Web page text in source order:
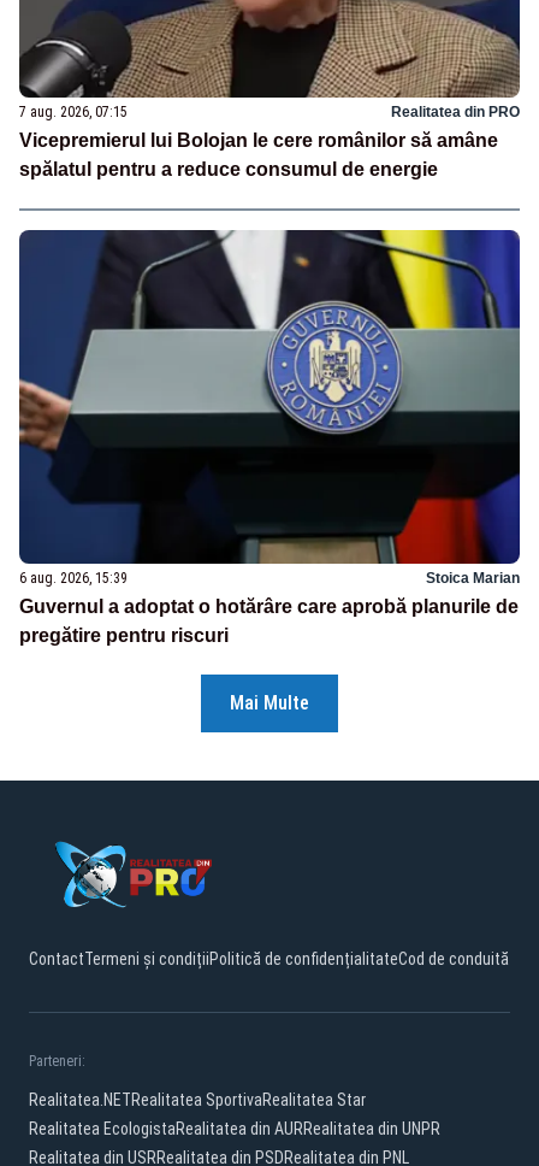
7 aug. 2026, 07:15 Realitatea din PRO
Vicepremierul lui Bolojan le cere românilor să amâne
spălatul pentru a reduce consumul de energie
6 aug. 2026, 15:39 Stoica Marian
Guvernul a adoptat o hotărâre care aprobă planurile de
pregătire pentru riscuri
Mai Multe
ContactTermeni și condițiiPolitică de confidențialitateCod de conduită
Parteneri:
Realitatea.NETRealitatea SportivaRealitatea Star
Realitatea EcologistaRealitatea din AURRealitatea din UNPR
Realitatea din USRRealitatea din PSDRealitatea din PNL